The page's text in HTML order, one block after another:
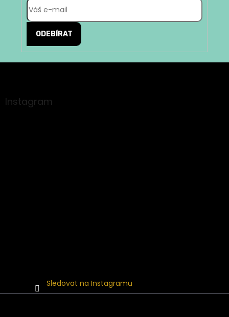
ODEBÍRAT
Z
aInstagram
Sledovat na Instagramu